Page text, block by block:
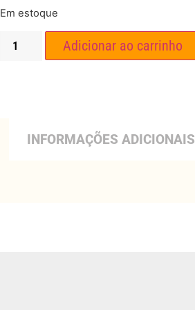
Em estoque
Adicionar ao carrinho
INFORMAÇÕES ADICIONAIS